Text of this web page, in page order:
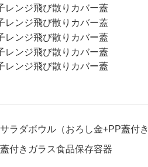
ラダボウル（おろし金+PP蓋付き
付きガラス食品保存容器